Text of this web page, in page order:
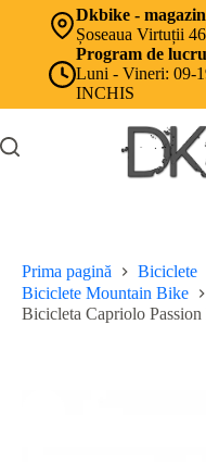
Dkbike -
Șoseaua Virtuții
Program de
Luni - Vineri: 09-
INCHIS
Prima pagină
Biciclete
Biciclete Mountain Bike
Bicicleta Capriolo